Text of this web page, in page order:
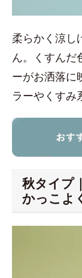
柔らかく涼し
ん。くすんだ
ーがお洒落に
ラーやくすみ
秋タイプ
かっこよ